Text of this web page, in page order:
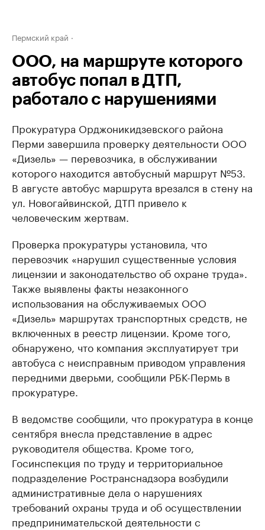
Пермский край
ООО, на маршруте которого
автобус попал в ДТП,
работало с нарушениями
Прокуратура Орджоникидзевского района
Перми завершила проверку деятельности ООО
«Дизель» — перевозчика, в обслуживании
которого находится автобусный маршрут №53.
В августе автобус маршрута врезался в стену на
ул. Новогайвинской, ДТП привело к
человеческим жертвам.
Проверка прокуратуры установила, что
перевозчик «нарушил существенные условия
лицензии и законодательство об охране труда».
Также выявлены факты незаконного
использования на обслуживаемых ООО
«Дизель» маршрутах транспортных средств, не
включенных в реестр лицензии. Кроме того,
обнаружено, что компания эксплуатирует три
автобуса с неисправным приводом управления
передними дверьми, сообщили РБК-Пермь в
прокуратуре.
В ведомстве сообщили, что прокуратура в конце
сентября внесла представление в адрес
руководителя общества. Кроме того,
Госинспекция по труду и территориальное
подразделение Ространснадзора возбудили
административные дела о нарушениях
требований охраны труда и об осуществлении
предпринимательской деятельности с